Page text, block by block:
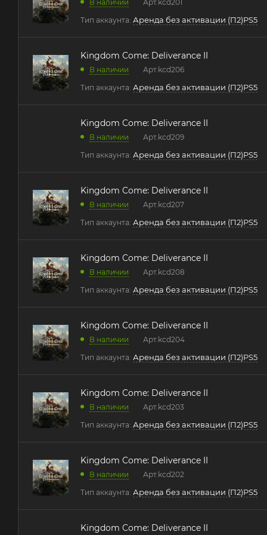
В наличии Арт. kcd201
Тип аккаунта: Аренда без активации (П2)PS5
Kingdom Come: Deliverance II
В наличии Арт. kcd206
Тип аккаунта: Аренда без активации (П2)PS5
Kingdom Come: Deliverance II
В наличии Арт. kcd209
Тип аккаунта: Аренда без активации (П2)PS5
Kingdom Come: Deliverance II
В наличии Арт. kcd207
Тип аккаунта: Аренда без активации (П2)PS5
Kingdom Come: Deliverance II
В наличии Арт. kcd208
Тип аккаунта: Аренда без активации (П2)PS5
Kingdom Come: Deliverance II
В наличии Арт. kcd204
Тип аккаунта: Аренда без активации (П2)PS5
Kingdom Come: Deliverance II
В наличии Арт. kcd203
Тип аккаунта: Аренда без активации (П2)PS5
Kingdom Come: Deliverance II
В наличии Арт. kcd202
Тип аккаунта: Аренда без активации (П2)PS5
Kingdom Come: Deliverance II